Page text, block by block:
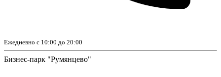
Ежедневно с 10:00 до 20:00
Бизнес-парк "Румянцево"